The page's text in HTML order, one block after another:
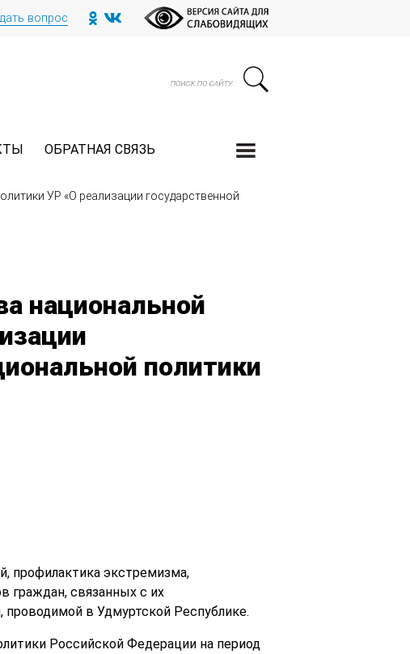
вопрос
ОБРАТНАЯ СВЯЗЬ
УР «О реализации государственной
национальной
политики
профилактика экстремизма,
граждан, связанных с их
в Удмуртской Республике.
Российской Федерации на период